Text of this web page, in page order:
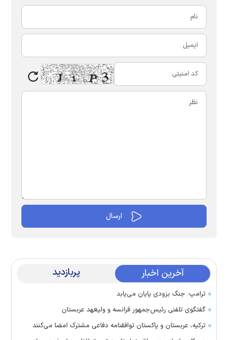
آخرین اخبار پربازدید
ترامپ: جنگ بزودی پایان می‌یابد
گفتگوی تلفنی رئیس‌جمهور فرانسه و ولیعهد عربستان
ترکیه، عربستان و پاکستان توافقنامه دفاعی مشترک امضا می‌کنند